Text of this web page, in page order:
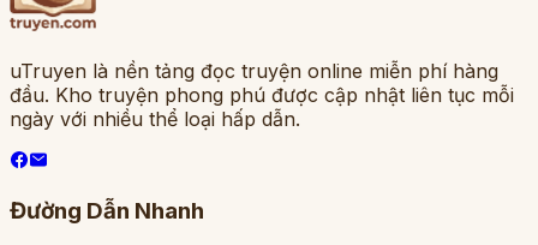
uTruyen là nền tảng đọc truyện online miễn phí hàng
đầu. Kho truyện phong phú được cập nhật liên tục mỗi
ngày với nhiều thể loại hấp dẫn.
Đường Dẫn Nhanh